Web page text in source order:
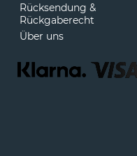
Rücksendung &
Rückgaberecht
Über uns